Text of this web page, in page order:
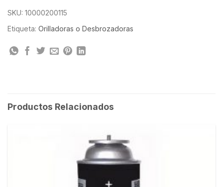
SKU: 10000200115
Etiqueta: Orilladoras o Desbrozadoras
Productos Relacionados